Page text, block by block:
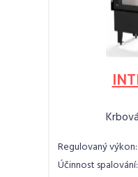
Regulovaný výkon:
Účinnost spalování: